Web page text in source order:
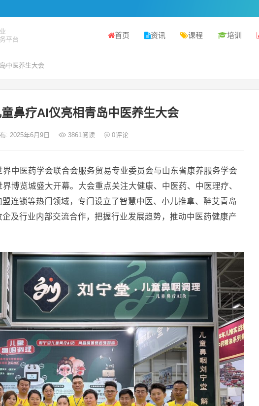
平台
首页 资讯 课程 培训
中医养生大会
鼻疗AI仪亮相青岛中医养生大会
: 2025年6月9日 3861阅读 0评论
中医药学会联合会服务贸易专业委员会与山东省康养服务学会
博览城盛大开幕。大会重点关注大健康、中医药、中医理疗、
连锁等热门领域，专门设立了智慧中医、小儿推拿、醉艾青岛
及行业内部交流合作，把握行业发展趋势，推动中医药健康产